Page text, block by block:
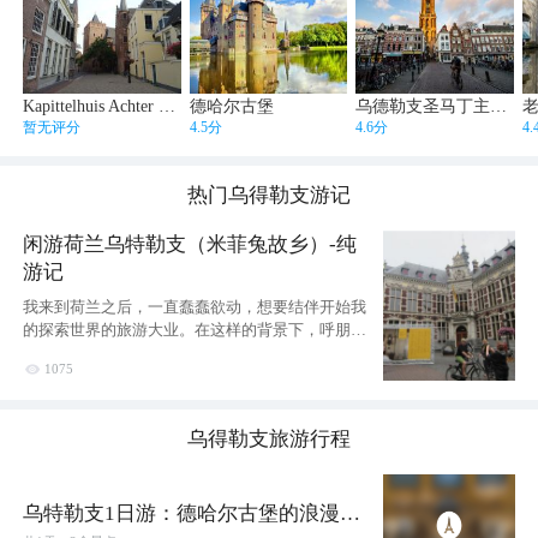
暂无评分
德哈尔古堡
4.5分 4.6分
热门乌得勒支游记
闲游荷兰乌特勒支（米菲兔故乡）-纯
游记
我来到荷兰之后，一直蠢蠢欲动，想要结伴开始我
的探索世界的旅游大业。在这样的背景下，呼朋唤
 1075
乌得勒支旅游行程
乌特勒支1日游：德哈尔古堡的浪漫，